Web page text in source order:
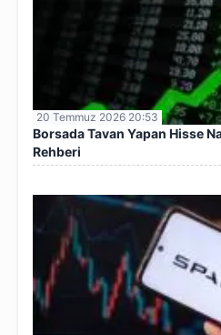
20 Temmuz 2026 20:53
Borsada Tavan Yapan Hisse
Rehberi